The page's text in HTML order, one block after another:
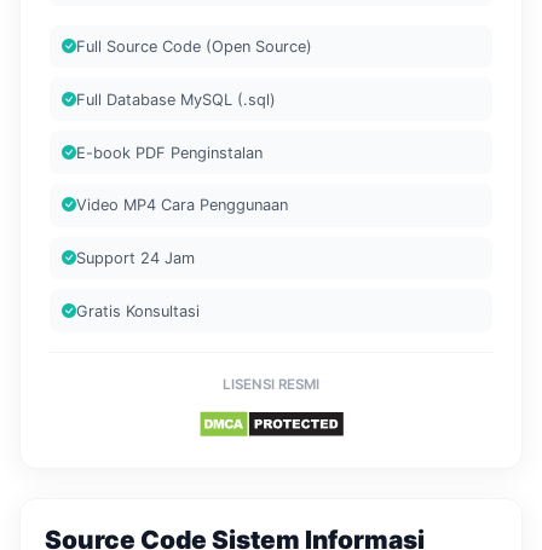
Full Source Code (Open Source)
Full Database MySQL (.sql)
E-book PDF Penginstalan
Video MP4 Cara Penggunaan
Support 24 Jam
Gratis Konsultasi
LISENSI RESMI
Source Code Sistem Informasi